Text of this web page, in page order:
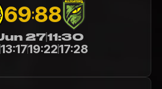
69:88
2711:30
13:1719:2217:28